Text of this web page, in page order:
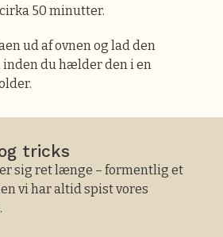
50 minutter.
ud af ovnen og lad den
inden du hælder den i en
tricks
sig ret længe – formentlig et
vi har altid spist vores